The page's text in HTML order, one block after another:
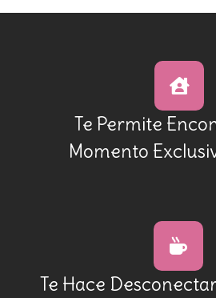
Te Permite
Momento
Te Hace